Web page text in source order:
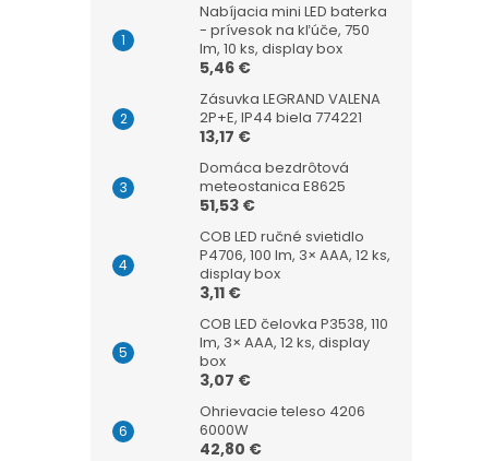
Nabíjacia mini LED baterka
- prívesok na kľúče, 750
lm, 10 ks, display box
5,46 €
Zásuvka LEGRAND VALENA
2P+E, IP44 biela 774221
13,17 €
Domáca bezdrôtová
meteostanica E8625
51,53 €
COB LED ručné svietidlo
P4706, 100 lm, 3× AAA, 12 ks,
display box
3,11 €
COB LED čelovka P3538, 110
lm, 3× AAA, 12 ks, display
box
3,07 €
Ohrievacie teleso 4206
6000W
42,80 €